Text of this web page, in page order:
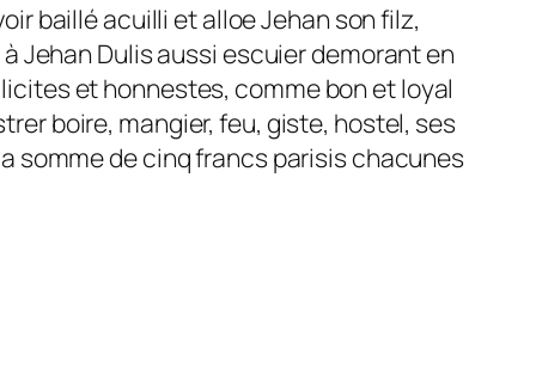
baillé acuilli et alloe Jehan son filz,
Jehan Dulis aussi escuier demorant en
et honnestes, comme bon et loyal
boire, mangier, feu, giste, hostel, ses
somme de cinq francs parisis chacunes